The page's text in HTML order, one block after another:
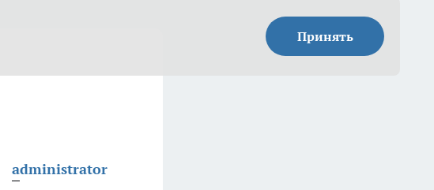
Принять
administrator